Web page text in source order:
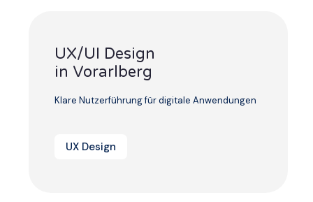
UX/UI Design
in Vorarlberg
Klare Nutzerführung für digitale Anwendungen
UX Design